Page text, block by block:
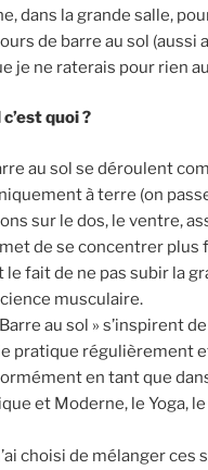
dans la grande salle,
de barre au sol (aussi
je ne raterais pour rien
quoi ?
au sol se déroulent
à terre (on
sur le dos, le ventre,
de se concentrer plus
le fait de ne pas subir la
musculaire.
au sol » s’inspirent
pratique régulièrement
en tant que
et Moderne, le Yoga,
choisi de mélanger ces